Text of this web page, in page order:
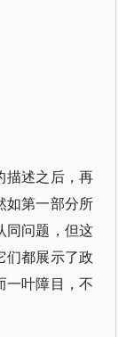
描述之后，再
如第一部分所
同问题，但这
们都展示了政
一叶障目，不